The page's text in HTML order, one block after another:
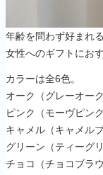
年齢を問わず好まれ
女性へのギフトにお
カラーは全6色。
オーク（グレーオーク
ピンク（モーヴピンク
キャメル（キャメル
グリーン（ティーグ
チョコ（チョコブラ